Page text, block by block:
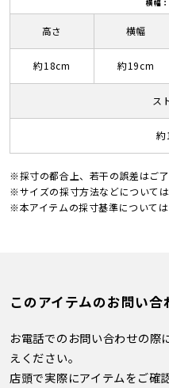
横幅
高さ
約18cm
横幅
約19cm
ス
約
※採寸の都合上、若干の誤差はご了
※サイズの採寸方法などについては
※本アイテムの採寸基準については
このアイテムのお問い合
お電話でのお問い合わせの際
えください。
店頭で実際にアイテムをご確